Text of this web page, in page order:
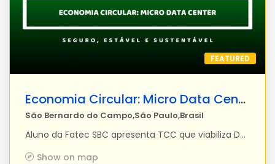
FEATURED
Economia Circular: Micro Data Center
São Bernardo do Campo,São Paulo,Brasil
Aluno da Fatec SBC apresenta TCC que viabiliza Datacenter (Micro Datacenter) internamente nas empresas ou pequenos empreendedores com notebooks usados. O projeto de pesquisa propõe a possibilidade de um datacenter sustentável a baixo custo, apresentando a configuração de hardware necessária e o passo a passo para a configuração da solução. O estado da arte consiste na utilização de um notebook usado (usualmente descartado por grandes empresas, mas que são ótimos para uso pessoal e para pequenas e médias empresas). Ele será utilizado por meio de conexão em fibra óptica com IP Fixo, sistema operacional para servidores Linux e software gratuito de controle para gerenciamento WEB. Notebooks de alto desempenho após poucos anos de uso costuma ser substituídos e revendidos, por serviços de e-commerce, a baixo custo. Mesmo usados, possuem uma obsolescência extensa, são confiáveis, estáveis, duram muito tempo e consomem pouca energia. São descartados por empresas, por exemplo, do ramo médico ou militar que utilizam tecnologia de ponta e possuem verba para reposição de equipamento a prazos que, para a realidade de empresas menores, podem ser considerados tecnologia avançada. Desta forma estes equipamentos estão ao alcance para pessoas jurídicas e físicas colaborando para a economia circular, pelo reaproveitamento de equipamentos que virariam lixo eletrônico e ainda apresentam eficiência de recursos. Eles permitem a configuração de servidores em diversas linguagens de programação, garantindo confidencialidade, integridade e disponibilidade. Além da pesquisa bibliográfica realizada, esse projeto apresentou uma pesquisa aplicada configurando um datacenter sustentável e documentando os passos necessários para que usuários dos mais diversos ramos de atividades usufruam desta solução. Esses notebooks passam por normas militares dos Estados Unidos (MIL-STD-810) para poderem ser utilizados em qualquer situação, dentro de limites extremos de temperatura, pressão e resistência e são descartados após 4 anos de uso, por obsolescência programada de software, mas o hardware resiste por 30 anos. Um simples e-mail local (São Paulo) percorre 12.000 quilômetros para ir e mais 12.000 quilômetros para chegar para o seu vizinho receber, uma mensagem de WhatsApp, também percorrem distancias absurdas, o desperdício de energia elétrica é assustador, 10% de toda energia consumida nos Estados Unidos é consumida pelos Datacenters que estão nos Estados Unidos, onde está o maior tráfego de dados mundial, a Inteligência artificial será o vilão do consumo de energia mundial (iea.org).
Show on map